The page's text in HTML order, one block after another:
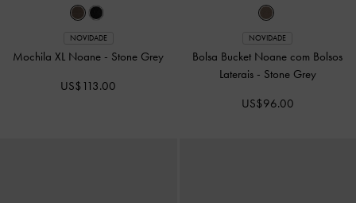
NOVIDADE
Bolsa Tote XL Zephyr com Barbicacho
- Stone Grey
US$109.00
NOVIDADE
Mini Bolsa Tote Zephyr com
Barbicacho- Preto
US$86.00